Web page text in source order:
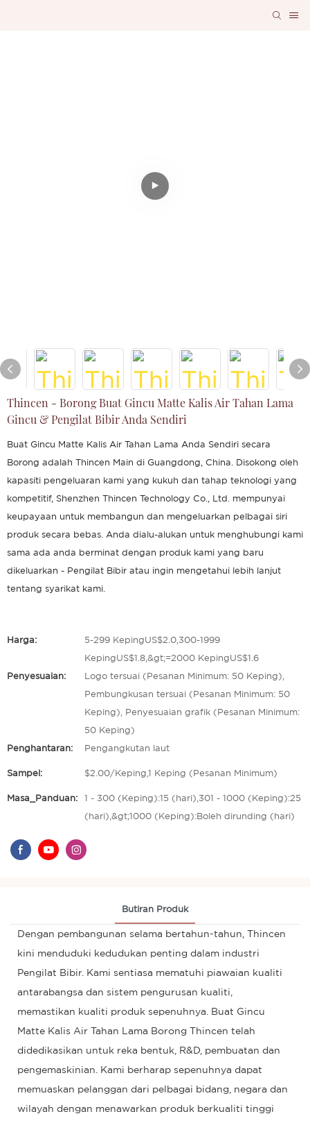
Thincen - Borong Buat Gincu Matte Kalis Air Tahan Lama
Gincu & Pengilat Bibir Anda Sendiri
Buat Gincu Matte Kalis Air Tahan Lama Anda Sendiri secara
Borong adalah Thincen Main di Guangdong, China. Disokong oleh
kapasiti pengeluaran kami yang kukuh dan tahap teknologi yang
kompetitif, Shenzhen Thincen Technology Co., Ltd. mempunyai
keupayaan untuk membangun dan mengeluarkan pelbagai siri
produk secara bebas. Anda dialu-alukan untuk menghubungi kami
sama ada anda berminat dengan produk kami yang baru
dikeluarkan - Pengilat Bibir atau ingin mengetahui lebih lanjut
tentang syarikat kami.
Harga: 5-299 KepingUS$2.0,300-1999
KepingUS$1.8,&gt;=2000 KepingUS$1.6
Penyesuaian: Logo tersuai (Pesanan Minimum: 50 Keping),
Pembungkusan tersuai (Pesanan Minimum: 50
Keping), Penyesuaian grafik (Pesanan Minimum:
50 Keping)
Penghantaran: Pengangkutan laut
Sampel: $2.00/Keping,1 Keping (Pesanan Minimum)
Masa_Panduan: 1 - 300 (Keping):15 (hari),301 - 1000 (Keping):25
(hari),&gt;1000 (Keping):Boleh dirunding (hari)
Butiran Produk
Dengan pembangunan selama bertahun-tahun, Thincen
kini menduduki kedudukan penting dalam industri
Pengilat Bibir. Kami sentiasa mematuhi piawaian kualiti
antarabangsa dan sistem pengurusan kualiti,
memastikan kualiti produk sepenuhnya. Buat Gincu
Matte Kalis Air Tahan Lama Borong Thincen telah
didedikasikan untuk reka bentuk, R&D, pembuatan dan
pengemaskinian. Kami berharap sepenuhnya dapat
memuaskan pelanggan dari pelbagai bidang, negara dan
wilayah dengan menawarkan produk berkualiti tinggi